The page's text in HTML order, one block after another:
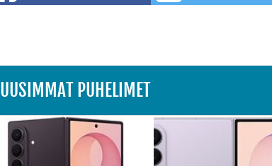
UUSIMMAT PUHELIMET